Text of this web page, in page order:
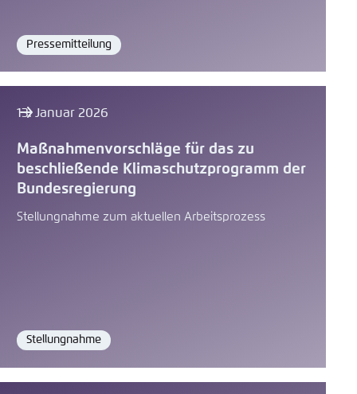
Format
Pressemitteilung
13. Januar 2026
Maßnahmenvorschläge für das zu
beschließende Klimaschutzprogramm der
Bundesregierung
Stellungnahme zum aktuellen Arbeitsprozess
Format
Stellungnahme